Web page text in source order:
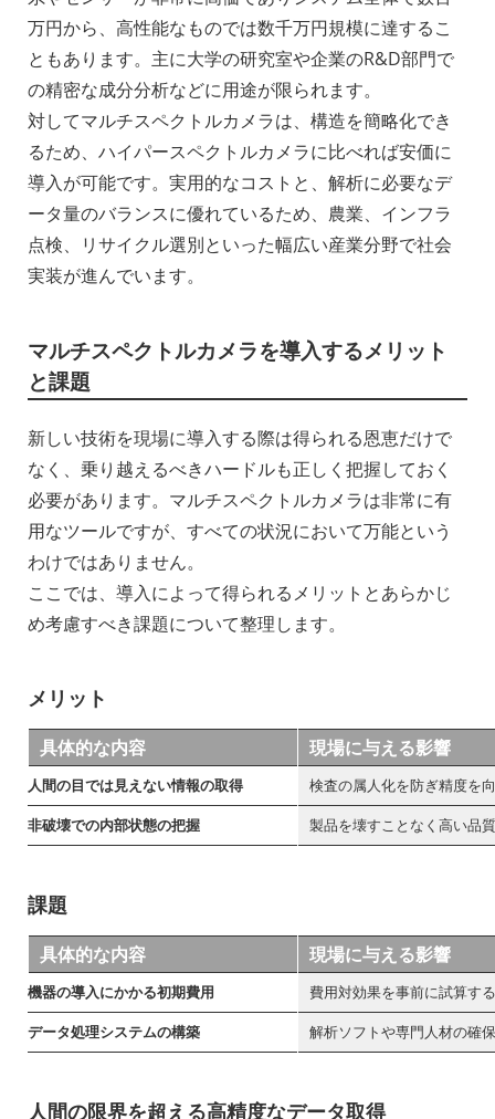
万円から、高性能なものでは数千万円規模に達するこ
ともあります。主に大学の研究室や企業のR&D部門で
の精密な成分分析などに用途が限られます。
対してマルチスペクトルカメラは、構造を簡略化でき
るため、ハイパースペクトルカメラに比べれば安価に
導入が可能です。実用的なコストと、解析に必要なデ
ータ量のバランスに優れているため、農業、インフラ
点検、リサイクル選別といった幅広い産業分野で社会
実装が進んでいます。
マルチスペクトルカメラを導入するメリット
と課題
新しい技術を現場に導入する際は得られる恩恵だけで
なく、乗り越えるべきハードルも正しく把握しておく
必要があります。マルチスペクトルカメラは非常に有
用なツールですが、すべての状況において万能という
わけではありません。
ここでは、導入によって得られるメリットとあらかじ
め考慮すべき課題について整理します。
メリット
具体的な内容 現場に与える影響
人間の目では見えない情報の取得
検査の属人化を防ぎ精度を
非破壊での内部状態の把握
製品を壊すことなく高い品
課題
具体的な内容 現場に与える影響
機器の導入にかかる初期費用
費用対効果を事前に試算す
データ処理システムの構築
解析ソフトや専門人材の確
人間の限界を超える高精度なデータ取得